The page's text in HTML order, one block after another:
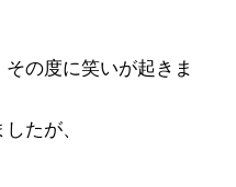
の度に笑いが起きま
たが、